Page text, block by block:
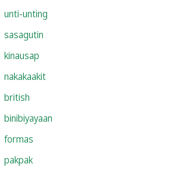
unti-unting
sasagutin
kinausap
nakakaakit
british
binibiyayaan
formas
pakpak